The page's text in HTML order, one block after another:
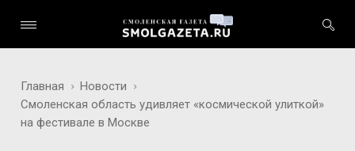
Главная
Новости
Смоленская область удивляет «космической улиткой»
на фестивале в Москве